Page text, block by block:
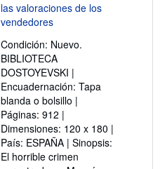
Condición: Nuevo.
BIBLIOTECA
DOSTOYEVSKI |
Encuadernación: Tapa
blanda o bolsillo |
Páginas: 912 |
Dimensiones: 120 x 180 |
País: ESPAÑA | Sinopsis:
El horrible crimen